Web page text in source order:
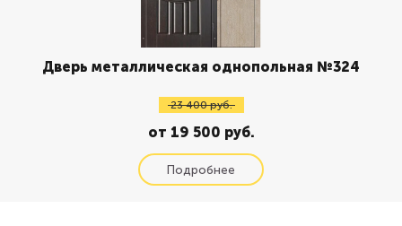
Дверь металлическая однопольная №324
23 400 руб.
от 19 500 руб.